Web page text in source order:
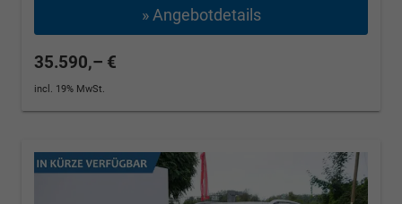
» Angebotdetails
35.590,– €
incl. 19% MwSt.